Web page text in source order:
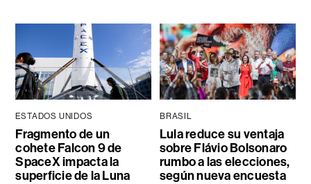
ESTADOS UNIDOS
Fragmento de un
cohete Falcon 9 de
SpaceX impacta la
superficie de la Luna
BRASIL
Lula reduce su ventaja
sobre Flávio Bolsonaro
rumbo a las elecciones,
según nueva encuesta